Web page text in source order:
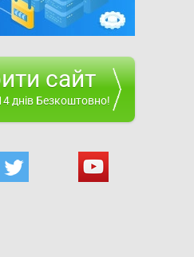
сайт
днів Безкоштовно!